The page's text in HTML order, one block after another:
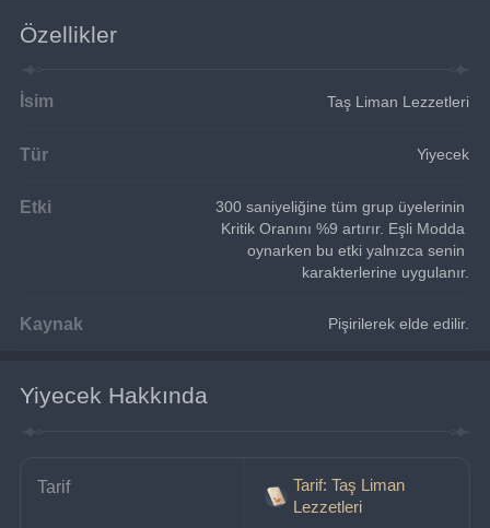
Özellikler
İsim Taş Liman Lezzetleri
Tür Yiyecek
Etki
300 saniyeliğine tüm grup üyelerinin
Kritik Oranını %9 artırır. Eşli Modda
oynarken bu etki yalnızca senin
karakterlerine uygulanır.
Kaynak Pişirilerek elde edilir.
Yiyecek Hakkında
Tarif
Tarif: Taş Liman
Lezzetleri